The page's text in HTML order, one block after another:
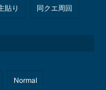
貼り 同クエ周回
Normal